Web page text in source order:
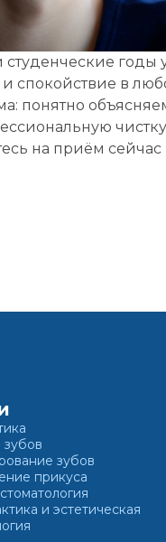
на прием, поставьте
на приём» вы
годы
и спокойствие в
понятно
на приём
зубов
прикуса
и эстетическая